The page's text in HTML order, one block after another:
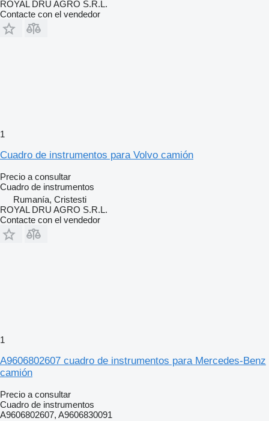
ROYAL DRU AGRO S.R.L.
Contacte con el vendedor
1
Cuadro de instrumentos para Volvo camión
Precio a consultar
Cuadro de instrumentos
Rumanía, Cristesti
ROYAL DRU AGRO S.R.L.
Contacte con el vendedor
1
A9606802607 cuadro de instrumentos para Mercedes-Benz
camión
Precio a consultar
Cuadro de instrumentos
A9606802607, A9606830091